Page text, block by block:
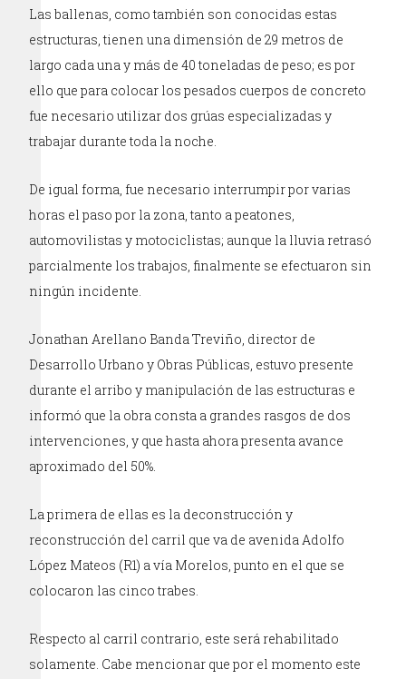
Las ballenas, como también son conocidas estas
estructuras, tienen una dimensión de 29 metros de
largo cada una y más de 40 toneladas de peso; es por
ello que para colocar los pesados cuerpos de concreto
fue necesario utilizar dos grúas especializadas y
trabajar durante toda la noche.
De igual forma, fue necesario interrumpir por varias
horas el paso por la zona, tanto a peatones,
automovilistas y motociclistas; aunque la lluvia retrasó
parcialmente los trabajos, finalmente se efectuaron sin
ningún incidente.
Jonathan Arellano Banda Treviño, director de
Desarrollo Urbano y Obras Públicas, estuvo presente
durante el arribo y manipulación de las estructuras e
informó que la obra consta a grandes rasgos de dos
intervenciones, y que hasta ahora presenta avance
aproximado del 50%.
La primera de ellas es la deconstrucción y
reconstrucción del carril que va de avenida Adolfo
López Mateos (R1) a vía Morelos, punto en el que se
colocaron las cinco trabes.
Respecto al carril contrario, este será rehabilitado
solamente. Cabe mencionar que por el momento este